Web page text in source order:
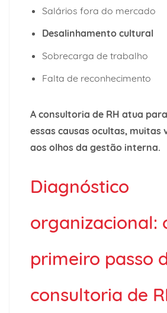
Salários fora do mercado
Desalinhamento cultural
Sobrecarga de trabalho
Falta de reconhecimento
A consultoria de RH atua para
essas causas ocultas, muitas
aos olhos da gestão interna.
Diagnóstico
organizacional:
primeiro passo
consultoria de